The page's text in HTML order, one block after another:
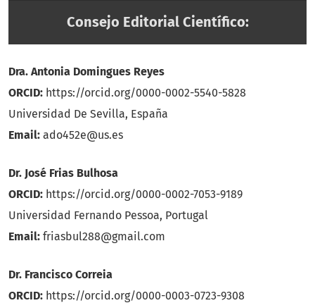
Consejo Editorial Científico:
Dra. Antonia Domingues Reyes
ORCID: https://orcid.org/0000-0002-5540-5828
Universidad De Sevilla, España
Email: ado452e@us.es
Dr. José Frias Bulhosa
ORCID: https://orcid.org/0000-0002-7053-9189
Universidad Fernando Pessoa, Portugal
Email: friasbul288@gmail.com
Dr. Francisco Correia
ORCID: https://orcid.org/0000-0003-0723-9308